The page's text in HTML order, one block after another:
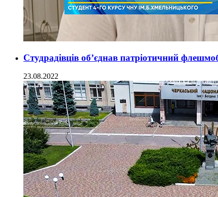
Студрадівців об’єднав патріотичний
23.08.2022